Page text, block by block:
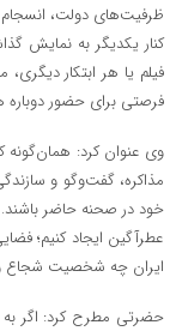
ظرفیت‌های دولت، انسجام
کنار یکدیگر به نمایش
فیلم یا هر ابتکار
فرصتی برای حضور
وی عنوان کرد:
مذاکره، گفت‌و‌گو و
خود در صحنه حاضر
عطرآگین ایجاد کنیم؛
ایران چه شخصیت شجاع
حضرتی مطرح کرد: اگر به